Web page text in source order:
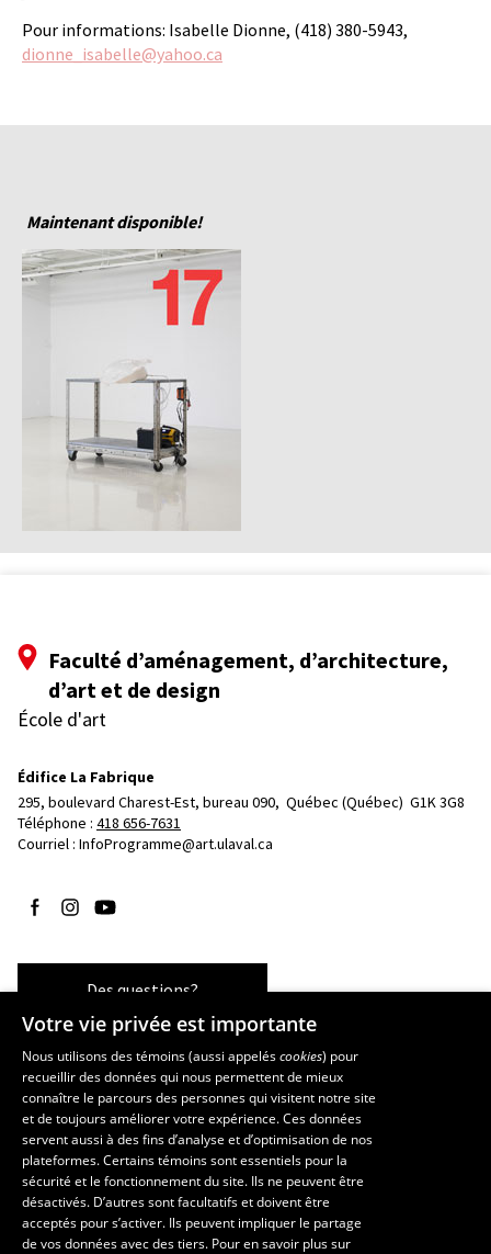
Pour informations: Isabelle Dionne, (418) 380-5943,
dionne_isabelle@yahoo.ca
Maintenant disponible!
Faculté d’aménagement, d’architecture,
d’art et de design
École d'art
Édifice La Fabrique
295, boulevard Charest-Est, bureau 090, Québec (Québec)  G1K 3G8
Téléphone : 418 656-7631
Courriel : InfoProgramme@art.ulaval.ca
Suivez-nous sur Facebook
Suivez-nous sur Instagram
Suivez-nous sur YouTube
Des questions?
Les écoles et la recherche
École supérieure d’aménagement du territoire et de développement
régional
École d’architecture
École de design
Centre de recherche en aménagement et développement
Votre vie privée est importante
Nous utilisons des témoins (aussi appeléscookies) pour
recueillir des données qui nous permettent de mieux
connaître le parcours des personnes qui visitent notre site
et de toujours améliorer votre expérience. Ces données
servent aussi à des fins d’analyse et d’optimisation de nos
plateformes. Certains témoins sont essentiels pour la
sécurité et le fonctionnement du site. Ils ne peuvent être
désactivés. D’autres sont facultatifs et doivent être
acceptés pour s’activer. Ils peuvent impliquer le partage
de vos données avec des tiers. Pour en savoir plus sur